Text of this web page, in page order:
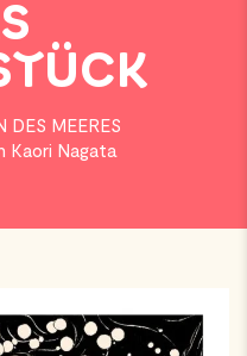
DES MEERES
Kaori Nagata